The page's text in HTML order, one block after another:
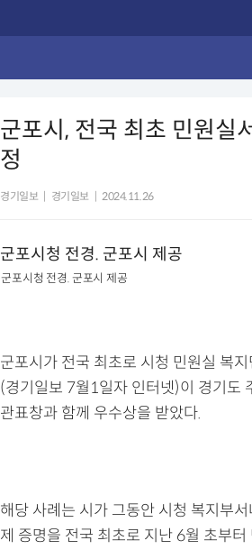
군포시, 전국 최초 민원
정
경기일보 경기일보 2024.11.26
군포시청 전경. 군포시 제공
군포시가 전국 최초로 시청 민원실 복
(경기일보 7월1일자 인터넷)이 경기도
관표창과 함께 우수상을 받았다.
해당 사례는 시가 그동안 시청 복지부
제 증명을 전국 최초로 지난 6월 초부